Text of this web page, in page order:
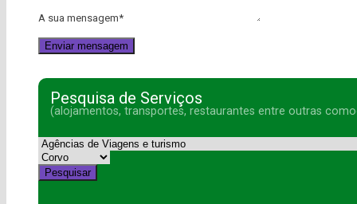
A sua mensagem*
Pesquisa de Serviços
(alojamentos, transportes, restaurantes entre outras
Pesquisar